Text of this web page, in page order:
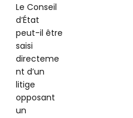
Le Conseil
d’État
peut-il être
saisi
directeme
nt d’un
litige
opposant
un